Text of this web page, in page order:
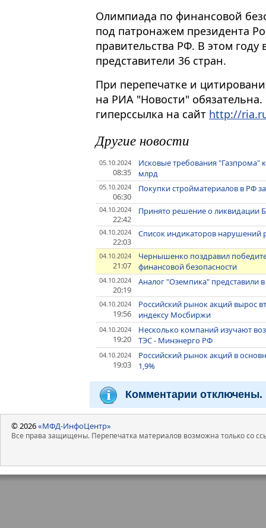
Олимпиада по финансовой
под патронажем президента
правительства РФ. В этом
представители 36 стран.
При перепечатке и
на РИА "Новости"
гиперссылка на сайт http://
Другие новости
05.10.2024
08:35
Исковые требования "Газпрома"
млрд
05.10.2024
06:30
Покупки стройматериалов в РФ
04.10.2024
22:42
Принято решение о ликвидации
04.10.2024
22:03
Список индикаторов
04.10.2024
21:07
Чернышенко поздравил
финансовой безопасности
04.10.2024
20:19
Аналог "Оземпика" представили
04.10.2024
19:56
Российский рынок акций вырос
индексу Мосбиржи
04.10.2024
19:20
Несколько компаний изучают
ТЭС - Минэнерго РФ
04.10.2024
19:03
Российский рынок акций в
1,9%
Комментарии отключены.
© 2026«МФД-ИнфоЦентр»
Все права защищены. Перепечатка материалов возможна только со